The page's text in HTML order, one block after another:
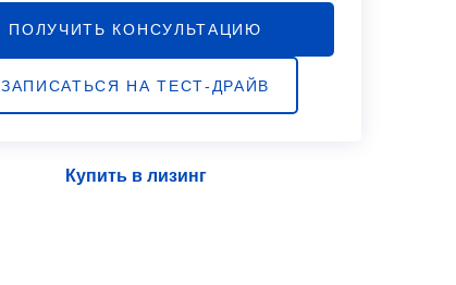
ПОЛУЧИТЬ КОНСУЛЬТАЦИЮ
ЗАПИСАТЬСЯ НА ТЕСТ-ДРАЙВ
Купить в лизинг